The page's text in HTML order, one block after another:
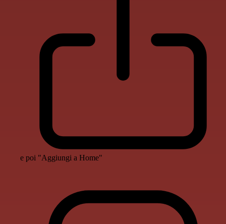
e poi "Aggiungi a Home"